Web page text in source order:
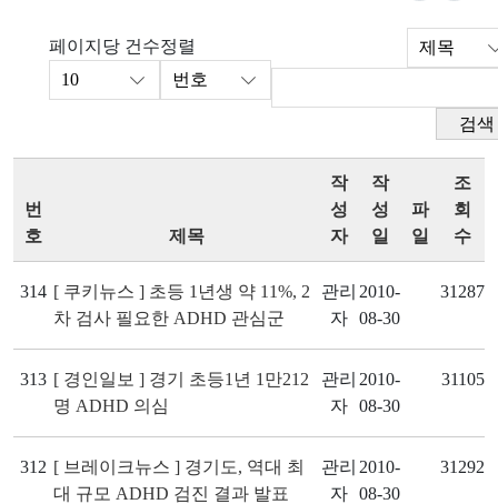
페이지당 건수정렬
검색
번
호
제목
작
성
자
작
성
일
파
일
조
회
수
314 [ 쿠키뉴스 ] 초등 1년생 약 11%, 2
차 검사 필요한 ADHD 관심군
관리
자
2010-
08-30
31287
313 [ 경인일보 ] 경기 초등1년 1만212
명 ADHD 의심
관리
자
2010-
08-30
31105
312 [ 브레이크뉴스 ] 경기도, 역대 최
대 규모 ADHD 검진 결과 발표
관리
자
2010-
08-30
31292